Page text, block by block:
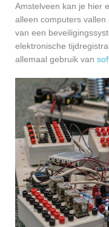
Amstelveen kan je hier
alleen computers
van een
elektronische
allemaal gebruik van